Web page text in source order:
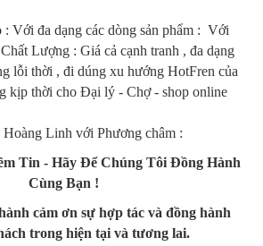
: Với đa dạng các dòng sản phẩm : Với
Lượng : Giá cả cạnh tranh , đa dạng
lỗi thời , đi dúng xu hướng HotFren của
kịp thời cho Đại lý - Chợ - shop online
Hoàng Linh với Phương châm :
Tin - Hãy Để Chúng Tôi Đồng Hành
Cùng Bạn !
cảm ơn sự hợp tác và đồng hành
trong hiện tại và tương lai.